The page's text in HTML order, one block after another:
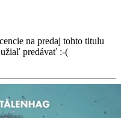
na predaj tohto titulu
predávať :-(